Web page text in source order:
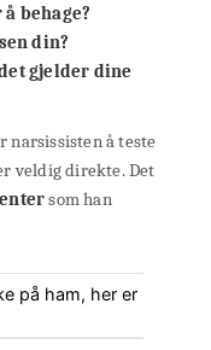
behage?
din?
gjelder dine
narsissisten å teste
veldig direkte. Det
som han
på ham, her er